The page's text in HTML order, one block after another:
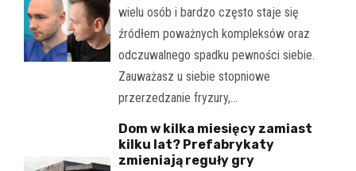
wielu osób i bardzo często staje się
źródłem poważnych kompleksów oraz
odczuwalnego spadku pewności siebie.
Zauważasz u siebie stopniowe
przerzedzanie fryzury,…
Dom w kilka miesięcy zamiast
kilku lat? Prefabrykaty
zmieniają reguły gry